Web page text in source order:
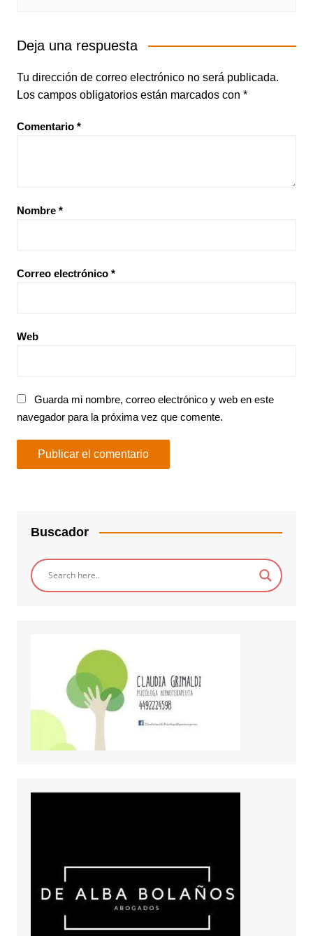
Deja una respuesta
Tu dirección de correo electrónico no será publicada.
Los campos obligatorios están marcados con *
Comentario *
Nombre *
Correo electrónico *
Web
Guarda mi nombre, correo electrónico y web en este
navegador para la próxima vez que comente.
Buscador